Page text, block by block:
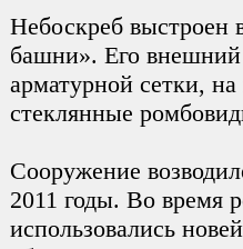
Небоскреб выстроен
башни». Его внешний
арматурной сетки,
стеклянные
Сооружение
2011 годы. Во время
использовались